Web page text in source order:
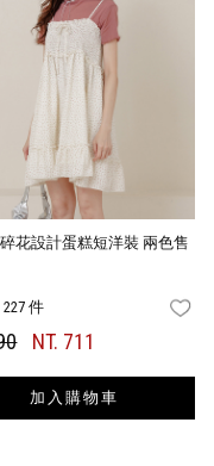
花設計蛋糕短洋裝 兩色售
件
NT. 711
加入購物車